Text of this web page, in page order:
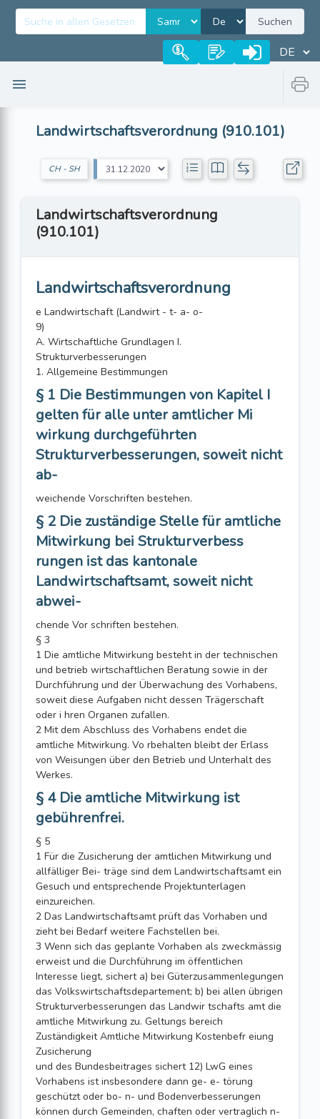
Suchen
Landwirtschaftsverordnung (910.101)
CH - SH
Landwirtschaftsverordnung
(910.101)
Landwirtschaftsverordnung
e Landwirtschaft (Landwirt - t- a- o-
9)
A. Wirtschaftliche Grundlagen I.
Strukturverbesserungen
1. Allgemeine Bestimmungen
§ 1 Die Bestimmungen von Kapitel I
gelten für alle unter amtlicher Mi
wirkung durchgeführten
Strukturverbesserungen, soweit nicht
ab-
weichende Vorschriften bestehen.
§ 2 Die zuständige Stelle für amtliche
Mitwirkung bei Strukturverbess
rungen ist das kantonale
Landwirtschaftsamt, soweit nicht
abwei-
chende Vor schriften bestehen.
§ 3
1 Die amtliche Mitwirkung besteht in der technischen
und betrieb wirtschaftlichen Beratung sowie in der
Durchführung und der Überwachung des Vorhabens,
soweit diese Aufgaben nicht dessen Trägerschaft
oder i hren Organen zufallen.
2 Mit dem Abschluss des Vorhabens endet die
amtliche Mitwirkung. Vo rbehalten bleibt der Erlass
von Weisungen über den Betrieb und Unterhalt des
Werkes.
§ 4 Die amtliche Mitwirkung ist
gebührenfrei.
§ 5
1 Für die Zusicherung der amtlichen Mitwirkung und
allfälliger Bei- träge sind dem Landwirtschaftsamt ein
Gesuch und entsprechende Projektunterlagen
einzureichen.
2 Das Landwirtschaftsamt prüft das Vorhaben und
zieht bei Bedarf weitere Fachstellen bei.
3 Wenn sich das geplante Vorhaben als zweckmässig
erweist und die Durchführung im öffentlichen
Interesse liegt, sichert a) bei Güterzusammenlegungen
das Volkswirtschaftsdepartement; b) bei allen übrigen
Strukturverbesserungen das Landwir tschafts amt die
amtliche Mitwirkung zu. Geltungs bereich
Zuständigkeit Amtliche Mitwirkung Kostenbefr eiung
Zusicherung
und des Bundesbeitrages sichert 12) LwG eines
Vorhabens ist insbesondere dann ge- e- törung
geschützt oder bo- n- und Bodenverbesserungen
können durch Gemeinden, chaften oder vertraglich n-